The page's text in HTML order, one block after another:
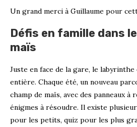
Un grand merci à Guillaume pour
Défis en famille dans
maïs
Juste en face de la gare, le
entière. Chaque été, un nouveau
champ de maïs, avec des panneaux
énigmes à résoudre. Il existe
pour les petits, quiz pour les plus